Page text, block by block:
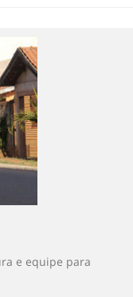
e equipe para